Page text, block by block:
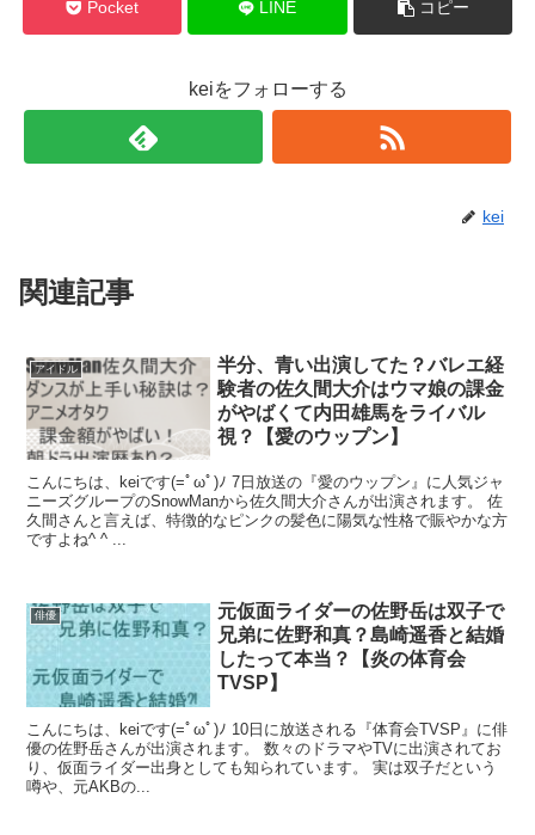
Pocket LINE コピー
keiをフォローする
kei
関連記事
アイドル
半分、青い出演してた？バレエ経
験者の佐久間大介はウマ娘の課金
がやばくて内田雄馬をライバル
視？【愛のウップン】
こんにちは、keiです(=ﾟωﾟ)ﾉ 7日放送の『愛のウップン』に人気ジャ
ニーズグループのSnowManから佐久間大介さんが出演されます。 佐
久間さんと言えば、特徴的なピンクの髪色に陽気な性格で賑やかな方
ですよね^ ^ ...
俳優
元仮面ライダーの佐野岳は双子で
兄弟に佐野和真？島崎遥香と結婚
したって本当？【炎の体育会
TVSP】
こんにちは、keiです(=ﾟωﾟ)ﾉ 10日に放送される『体育会TVSP』に俳
優の佐野岳さんが出演されます。 数々のドラマやTVに出演されてお
り、仮面ライダー出身としても知られています。 実は双子だという
噂や、元AKBの...